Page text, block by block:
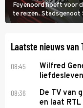
Feyenoord hoeft voor
te reizen.
verderop. Feyenoord
Laatste nieuws van
08:45
Wilfred
08:36
De TV van
en laat